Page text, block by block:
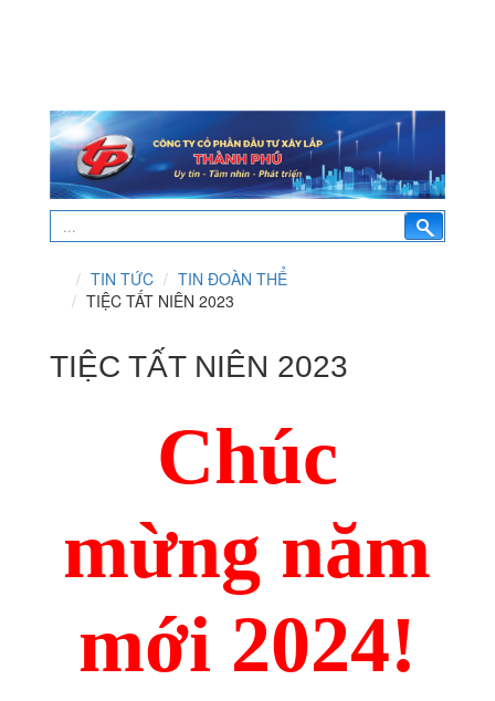
TIN TỨC
TIN ĐOÀN THỂ
TIỆC TẤT NIÊN 2023
TIỆC TẤT NIÊN 2023
Chúc
mừng năm
mới 2024!